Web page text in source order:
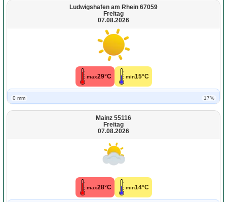
Ludwigshafen am Rhein 67059
Freitag
07.08.2026
max29°C min15°C
0 mm 17%
Mainz 55116
Freitag
07.08.2026
max28°C min14°C